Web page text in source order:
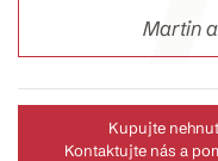
Martin
Kupujte
Kontaktujte nás a